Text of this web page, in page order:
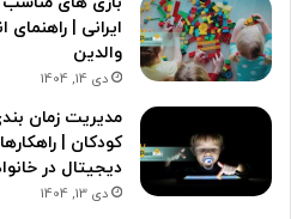
ایرانی |
والدین
دی 14, 1404
مدیریت زمان
کودکان |
دیجیتال در
دی 13, 1404